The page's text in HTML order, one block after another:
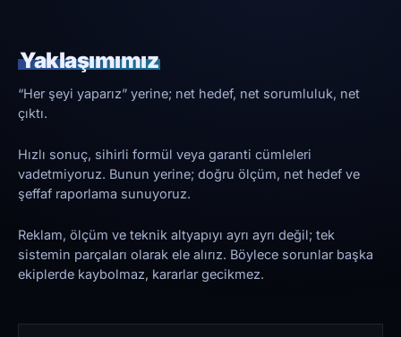
Yaklaşımımız
“Her şeyi yaparız” yerine; net hedef, net sorumluluk, net
çıktı.
Hızlı sonuç, sihirli formül veya garanti cümleleri
vadetmiyoruz. Bunun yerine; doğru ölçüm, net hedef ve
şeffaf raporlama sunuyoruz.
Reklam, ölçüm ve teknik altyapıyı ayrı ayrı değil; tek
sistemin parçaları olarak ele alırız. Böylece sorunlar başka
ekiplerde kaybolmaz, kararlar gecikmez.